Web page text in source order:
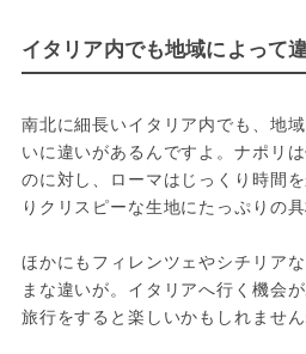
イタリア内でも地域によって
南北に細長いイタリア内でも、地
いに違いがあるんですよ。ナポリ
のに対し、ローマはじっくり時間
りクリスピーな生地にたっぷりの
ほかにもフィレンツェやシチリア
まな違いが。イタリアへ行く機会
旅行をすると楽しいかもしれません